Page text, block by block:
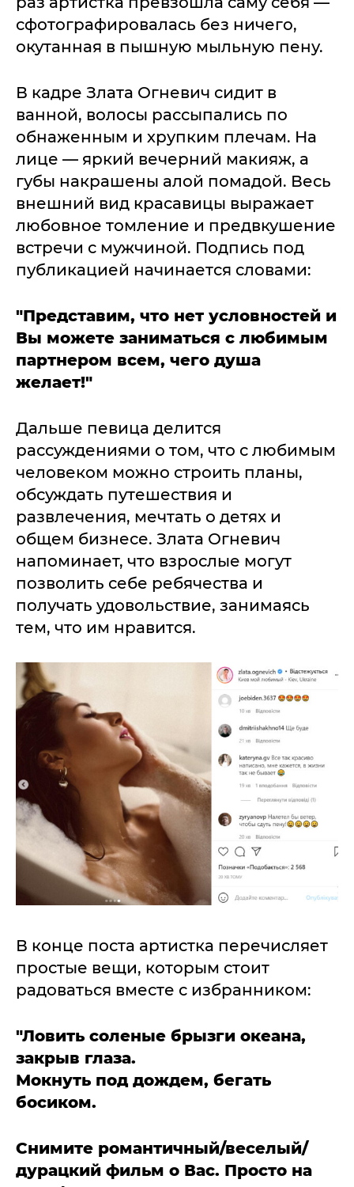
сфотографировалась без ничего,
окутанная в пышную мыльную пену.
В кадре Злата Огневич сидит в
ванной, волосы рассыпались по
обнаженным и хрупким плечам. На
лице — яркий вечерний макияж, а
губы накрашены алой помадой. Весь
внешний вид красавицы выражает
любовное томление и предвкушение
встречи с мужчиной. Подпись под
публикацией начинается словами:
"Представим, что нет условностей и
Вы можете заниматься с любимым
партнером всем, чего душа
желает!"
Дальше певица делится
рассуждениями о том, что с любимым
человеком можно строить планы,
обсуждать путешествия и
развлечения, мечтать о детях и
общем бизнесе. Злата Огневич
напоминает, что взрослые могут
позволить себе ребячества и
получать удовольствие, занимаясь
тем, что им нравится.
В конце поста артистка перечисляет
простые вещи, которым стоит
радоваться вместе с избранником:
"Ловить соленые брызги океана,
закрыв глаза.
Мокнуть под дождем, бегать
босиком.
Снимите романтичный/веселый/
дурацкий фильм о Вас. Просто на